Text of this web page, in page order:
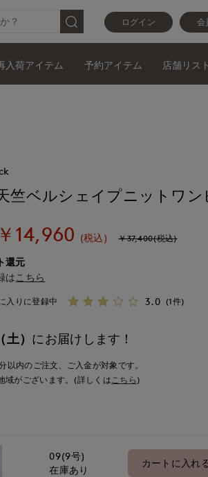
ログイン 会
入荷アイテム 予約アイテム 店舗リスト
竺ベルシェイプニットワン
￥14,960 (税込) ￥37,400(税込)
還元
は こちら
入りに登録中 3.0 (1件)
） にお届けします！
以内のご注文、ご入金が対象です。
域がございます。(詳しくはこちら )
09(9号)
在庫あり
カートに入れ